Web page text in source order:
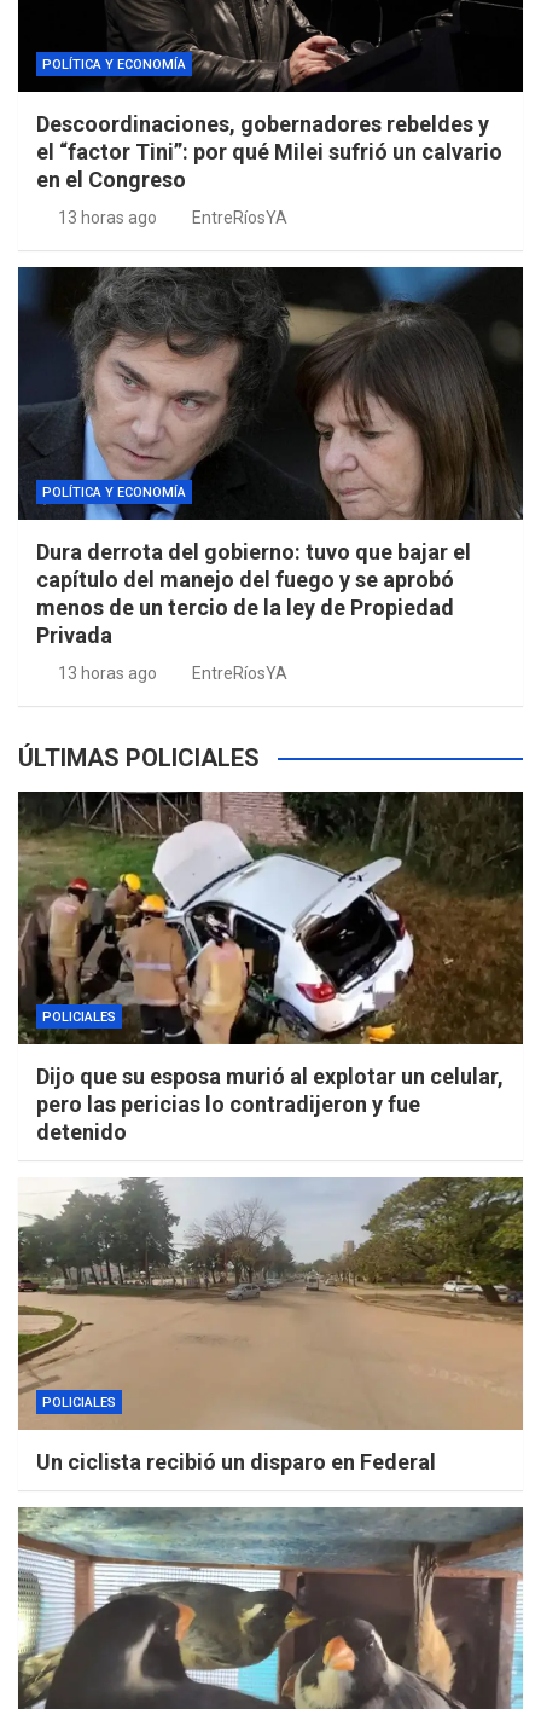
POLÍTICA Y ECONOMÍA
Descoordinaciones, gobernadores rebeldes y
el “factor Tini”: por qué Milei sufrió un calvario
en el Congreso
13 horas ago EntreRíosYA
POLÍTICA Y ECONOMÍA
Dura derrota del gobierno: tuvo que bajar el
capítulo del manejo del fuego y se aprobó
menos de un tercio de la ley de Propiedad
Privada
13 horas ago EntreRíosYA
ÚLTIMAS POLICIALES
POLICIALES
Dijo que su esposa murió al explotar un celular,
pero las pericias lo contradijeron y fue
detenido
POLICIALES
Un ciclista recibió un disparo en Federal